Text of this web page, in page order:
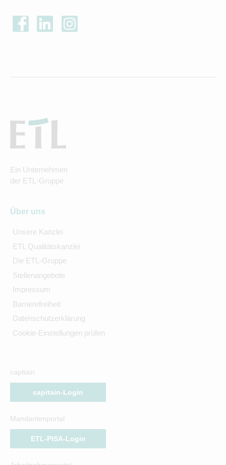
Ein Unternehmen
der ETL-Gruppe
Über uns
Unsere Kanzlei
ETL Qualitätskanzlei
Die ETL-Gruppe
Stellenangebote
Impressum
Barrierefreiheit
Datenschutzerklärung
Cookie-Einstellungen prüfen
capitain
capitain-Login
Mandantenportal
ETL-PISA-Login